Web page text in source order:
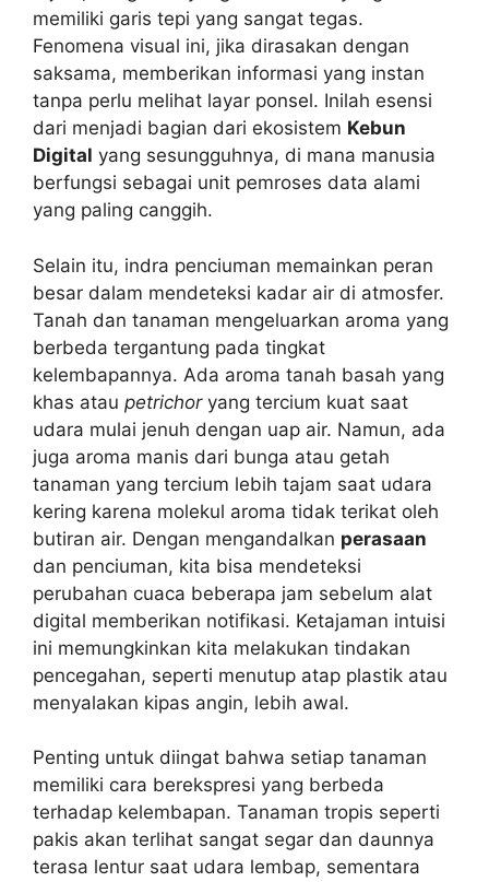
memiliki garis tepi yang sangat tegas.
Fenomena visual ini, jika dirasakan dengan
saksama, memberikan informasi yang instan
tanpa perlu melihat layar ponsel. Inilah esensi
dari menjadi bagian dari ekosistem Kebun
Digital yang sesungguhnya, di mana manusia
berfungsi sebagai unit pemroses data alami
yang paling canggih.
Selain itu, indra penciuman memainkan peran
besar dalam mendeteksi kadar air di atmosfer.
Tanah dan tanaman mengeluarkan aroma yang
berbeda tergantung pada tingkat
kelembapannya. Ada aroma tanah basah yang
khas atau petrichoryang tercium kuat saat
udara mulai jenuh dengan uap air. Namun, ada
juga aroma manis dari bunga atau getah
tanaman yang tercium lebih tajam saat udara
kering karena molekul aroma tidak terikat oleh
butiran air. Dengan mengandalkan perasaan
dan penciuman, kita bisa mendeteksi
perubahan cuaca beberapa jam sebelum alat
digital memberikan notifikasi. Ketajaman intuisi
ini memungkinkan kita melakukan tindakan
pencegahan, seperti menutup atap plastik atau
menyalakan kipas angin, lebih awal.
Penting untuk diingat bahwa setiap tanaman
memiliki cara berekspresi yang berbeda
terhadap kelembapan. Tanaman tropis seperti
pakis akan terlihat sangat segar dan daunnya
terasa lentur saat udara lembap, sementara